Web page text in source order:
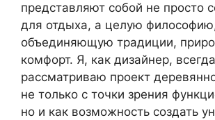
представляют собой не просто
для отдыха, а целую
объединяющую традиции,
комфорт. Я, как дизайнер, всегда
рассматриваю проект
не только с точки зрения
но и как возможность создать